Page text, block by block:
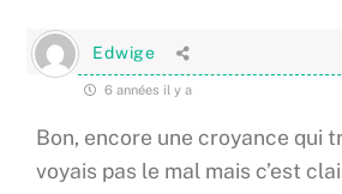
Edwige
6 années il y a
Bon, encore une croyance qui
voyais pas le mal mais c’est